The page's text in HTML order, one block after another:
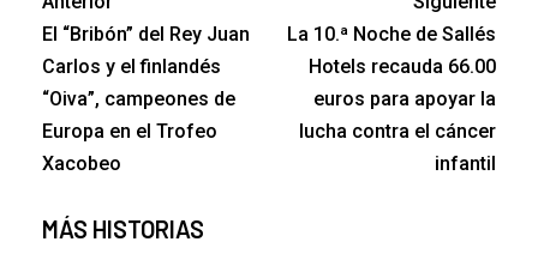
El “Bribón” del Rey Juan
Carlos y el finlandés
“Oiva”, campeones de
Europa en el Trofeo
Xacobeo
La 10.ª Noche de Sallés
Hotels recauda 66.00
euros para apoyar la
lucha contra el cáncer
infantil
MÁS HISTORIAS